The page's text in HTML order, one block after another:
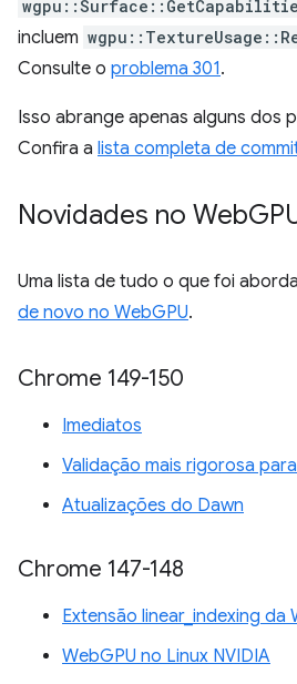
incluem
Consulte o problema 301.
Isso abrange apenas alguns dos
Confira a lista completa de
Novidades no Web
Uma lista de tudo o que foi
de novo no WebGPU.
Chrome 149-150
Imediatos
Validação mais rigorosa
Atualizações do Dawn
Chrome 147-148
Extensão linear_indexing da
WebGPU no Linux NVIDIA